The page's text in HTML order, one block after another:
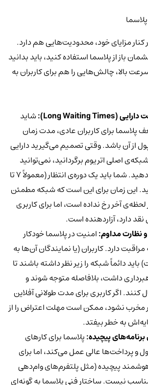
مزایای خود، محدودیت‌هایی هم دارد.
باز از پلاسما استفاده کنید، باید بدانید
بالا، چالش‌هایی را هم برای کاربران به
دارایی (Long Waiting Times
):شاید
پلاسما برای کاربران عادی، مدت زمان
از آن باشد. وقتی تصمیم می‌گیرید دارایی
اصلی اتریوم برگردانید، نمی‌توانید
این کار را آنی انجام دهید. شما باید یک دوره‌ی انتظار (معمولاً ۷ تا
این زمان برای این است که شبکه مطمئن
آخر رخ نداده است، اما برای کاربری
دارد، آزاردهنده است.
و نظارت مداوم:امنیت در پلاسما خودکار
دارد. کاربران (یا نمایندگان آن‌ها به
دائماً شبکه را زیر نظر داشته باشند تا
داشت، بلافاصله متوجه شوند و
کنند. اگر کاربری برای مدت طولانی آفلاین
مخرب نشود، ممکن است مهلت اعتراض را از
به خطر بیفتد.
پیچیده:پلاسما برای کارهای
و پرداخت‌ها عالی عمل می‌کند، اما برای
پیچیده (مثل پلتفرم‌های وام‌دهی
نیست. ساختار فنی پلاسما به گونه‌ای